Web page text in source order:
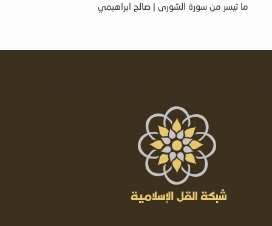
ما تيسر من سورة الشورى | صالح ابراهيمي